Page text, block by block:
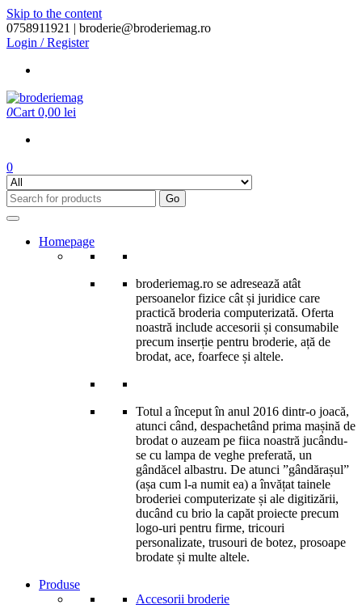
Skip to the content
0758911921 | broderie@broderiemag.ro
Login / Register
0Cart 0,00 lei
0
Go
Homepage
broderiemag.ro se adresează atât
persoanelor fizice cât și juridice care
practică broderia computerizată. Oferta
noastră include accesorii și consumabile
precum inserție pentru broderie, ață de
brodat, ace, foarfece și altele.
Totul a început în anul 2016 dintr-o joacă,
atunci când, despachetând prima mașină de
brodat o auzeam pe fiica noastră jucându-
se cu lampa de veghe preferată, un
gândăcel albastru. De atunci ”gândărașul”
(așa cum l-a numit ea) a învățat tainele
broderiei computerizate și ale digitizării,
ducând cu brio la capăt proiecte precum
logo-uri pentru firme, tricouri
personalizate, trusouri de botez, prosoape
brodate și multe altele.
Produse
Accesorii broderie